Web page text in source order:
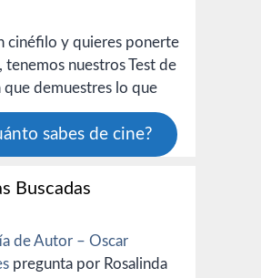
cinéfilo y quieres ponerte
tenemos nuestros Test de
que demuestres lo que
sabes de cine?
Buscadas
de Autor – Oscar
pregunta por Rosalinda